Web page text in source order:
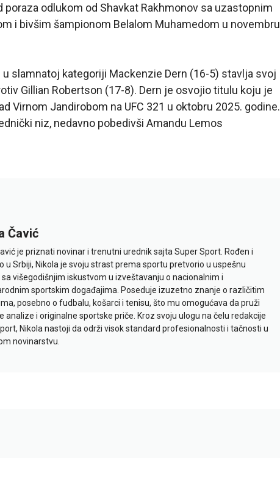
poraza odlukom od Shavkat Rakhmonov sa uzastopnim
i bivšim šampionom Belalom Muhamedom u novembru
slamnatoj kategoriji Mackenzie Dern (16-5) stavlja svoj
Gillian Robertson (17-8). Dern je osvojio titulu koju je
Virnom Jandirobom na UFC 321 u oktobru 2025. godine.
niz, nedavno pobedivši Amandu Lemos
Čavić
je priznati novinar i trenutni urednik sajta Super Sport. Rođen i
u Srbiji, Nikola je svoju strast prema sportu pretvorio u uspešnu
sa višegodišnjim iskustvom u izveštavanju o nacionalnim i
sportskim događajima. Poseduje izuzetno znanje o različitim
posebno o fudbalu, košarci i tenisu, što mu omogućava da pruži
analize i originalne sportske priče. Kroz svoju ulogu na čelu redakcije
Nikola nastoji da održi visok standard profesionalnosti i tačnosti u
novinarstvu.